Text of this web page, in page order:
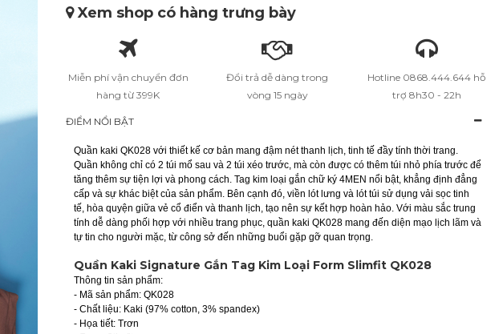
Xem shop có hàng trưng bày
Miễn phí vận chuyển đơn
hàng từ 399K
Đổi trả dễ dàng trong
vòng 15 ngày
Hotline 0868.444.644 hỗ
trợ 8h30 - 22h
ĐIỂM NỔI BẬT
Quần kaki QK028 với thiết kế cơ bản mang đậm nét thanh lịch, tinh tế đầy tính thời trang.
Quần không chỉ có 2 túi mổ sau và 2 túi xéo trước, mà còn được có thêm túi nhỏ phía trước để
tăng thêm sự tiện lợi và phong cách. Tag kim loại gắn chữ ký 4MEN nổi bật, khẳng định đẳng
cấp và sự khác biệt của sản phẩm. Bên cạnh đó, viền lót lưng và lót túi sử dụng vải sọc tinh
tế, hòa quyện giữa vẻ cổ điển và thanh lịch, tạo nên sự kết hợp hoàn hảo. Với màu sắc trung
tính dễ dàng phối hợp với nhiều trang phục, quần kaki QK028 mang đến diện mạo lịch lãm và
tự tin cho người mặc, từ công sở đến những buổi gặp gỡ quan trọng.
Quần Kaki Signature Gắn Tag Kim Loại Form Slimfit QK028
Thông tin sản phẩm:
- Mã sản phẩm: QK028
- Chất liệu: Kaki (97% cotton, 3% spandex)
- Họa tiết: Trơn